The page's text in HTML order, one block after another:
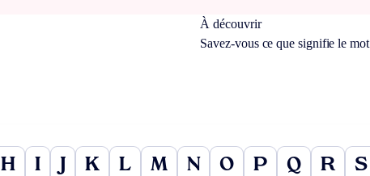
À découvrir
Savez-vous ce que signifie le mot
H I J K L M N O P Q R S